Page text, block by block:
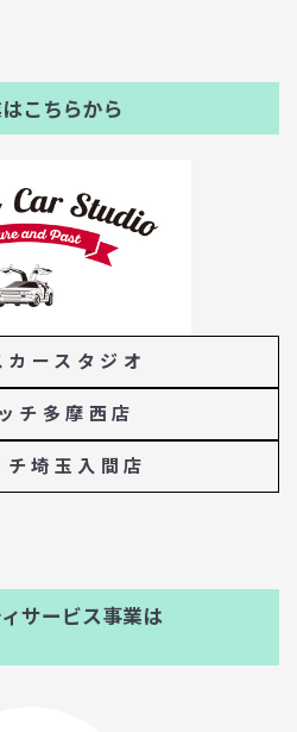
こちらから
カースタジオ
チ多摩西店
チ埼玉入間店
サービス事業は